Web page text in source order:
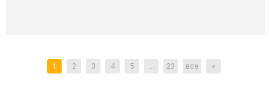
1 2 3 4 5 ... 23 все »